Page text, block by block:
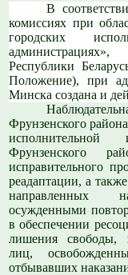
В
комиссиях при
городских
Республики
Положение), при
Минска создана и
Фрунзенского
Фрунзенского
исправительного
реадаптации, а
направленных
осужденными
в обеспечении
лишения свободы,
лиц,
отбывавших